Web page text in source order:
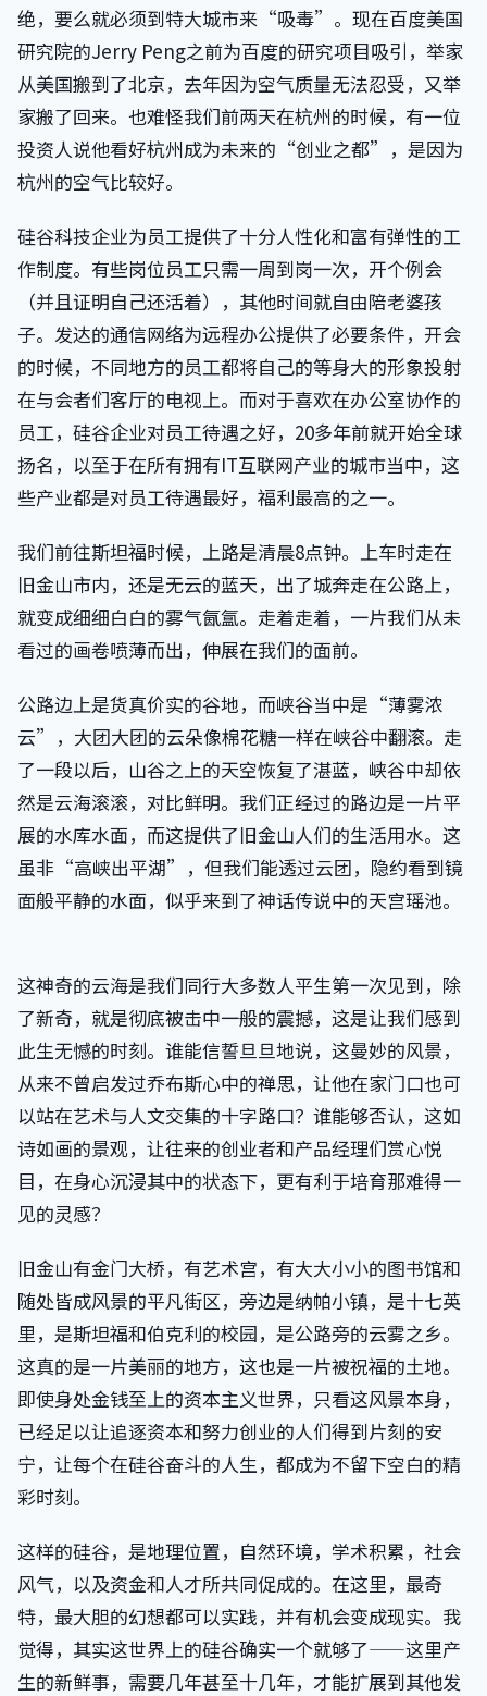
绝，要么就必须到特大城市来“吸毒”。现在百度美国
研究院的Jerry Peng之前为百度的研究项目吸引，举家
从美国搬到了北京，去年因为空气质量无法忍受，又举
家搬了回来。也难怪我们前两天在杭州的时候，有一位
投资人说他看好杭州成为未来的“创业之都”，是因为
杭州的空气比较好。
硅谷科技企业为员工提供了十分人性化和富有弹性的工
作制度。有些岗位员工只需一周到岗一次，开个例会
（并且证明自己还活着），其他时间就自由陪老婆孩
子。发达的通信网络为远程办公提供了必要条件，开会
的时候，不同地方的员工都将自己的等身大的形象投射
在与会者们客厅的电视上。而对于喜欢在办公室协作的
员工，硅谷企业对员工待遇之好，20多年前就开始全球
扬名，以至于在所有拥有IT互联网产业的城市当中，这
些产业都是对员工待遇最好，福利最高的之一。
我们前往斯坦福时候，上路是清晨8点钟。上车时走在
旧金山市内，还是无云的蓝天，出了城奔走在公路上，
就变成细细白白的雾气氤氲。走着走着，一片我们从未
看过的画卷喷薄而出，伸展在我们的面前。
公路边上是货真价实的谷地，而峡谷当中是“薄雾浓
云”，大团大团的云朵像棉花糖一样在峡谷中翻滚。走
了一段以后，山谷之上的天空恢复了湛蓝，峡谷中却依
然是云海滚滚，对比鲜明。我们正经过的路边是一片平
展的水库水面，而这提供了旧金山人们的生活用水。这
虽非“高峡出平湖”，但我们能透过云团，隐约看到镜
面般平静的水面，似乎来到了神话传说中的天宫瑶池。
这神奇的云海是我们同行大多数人平生第一次见到，除
了新奇，就是彻底被击中一般的震撼，这是让我们感到
此生无憾的时刻。谁能信誓旦旦地说，这曼妙的风景，
从来不曾启发过乔布斯心中的禅思，让他在家门口也可
以站在艺术与人文交集的十字路口？谁能够否认，这如
诗如画的景观，让往来的创业者和产品经理们赏心悦
目，在身心沉浸其中的状态下，更有利于培育那难得一
见的灵感？
旧金山有金门大桥，有艺术宫，有大大小小的图书馆和
随处皆成风景的平凡街区，旁边是纳帕小镇，是十七英
里，是斯坦福和伯克利的校园，是公路旁的云雾之乡。
这真的是一片美丽的地方，这也是一片被祝福的土地。
即使身处金钱至上的资本主义世界，只看这风景本身，
已经足以让追逐资本和努力创业的人们得到片刻的安
宁，让每个在硅谷奋斗的人生，都成为不留下空白的精
彩时刻。
这样的硅谷，是地理位置，自然环境，学术积累，社会
风气，以及资金和人才所共同促成的。在这里，最奇
特，最大胆的幻想都可以实践，并有机会变成现实。我
觉得，其实这世界上的硅谷确实一个就够了——这里产
生的新鲜事，需要几年甚至十几年，才能扩展到其他发